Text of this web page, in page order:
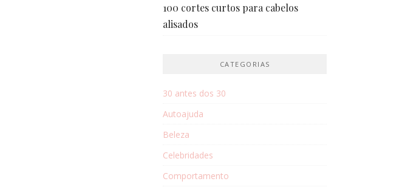
100 cortes curtos para cabelos
alisados
CATEGORIAS
30 antes dos 30
Autoajuda
Beleza
Celebridades
Comportamento